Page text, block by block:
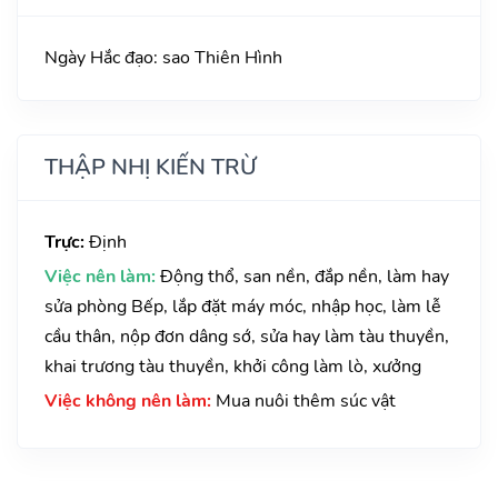
Ngày Hắc đạo: sao Thiên Hình
THẬP NHỊ KIẾN TRỪ
Trực: Định
Việc nên làm: Động thổ, san nền, đắp nền, làm hay
sửa phòng Bếp, lắp đặt máy móc, nhập học, làm lễ
cầu thân, nộp đơn dâng sớ, sửa hay làm tàu thuyền,
khai trương tàu thuyền, khởi công làm lò, xưởng
Việc không nên làm: Mua nuôi thêm súc vật